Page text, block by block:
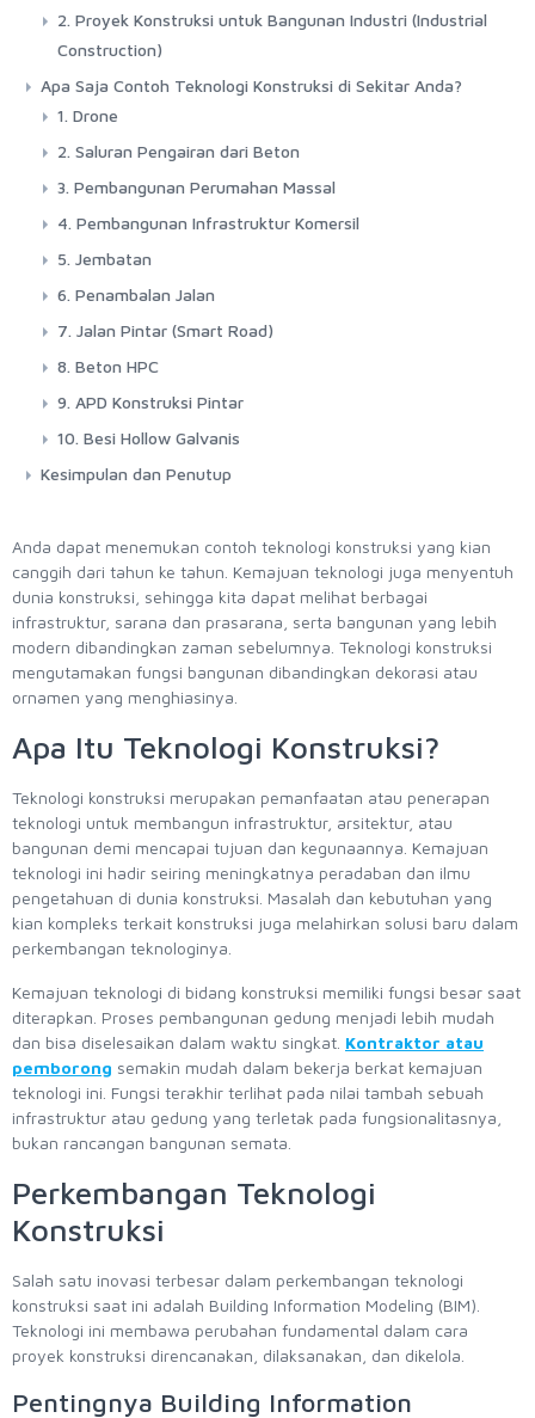
2. Proyek Konstruksi untuk Bangunan Industri (Industrial
Construction)
Apa Saja Contoh Teknologi Konstruksi di Sekitar Anda?
1. Drone
2. Saluran Pengairan dari Beton
3. Pembangunan Perumahan Massal
4. Pembangunan Infrastruktur Komersil
5. Jembatan
6. Penambalan Jalan
7. Jalan Pintar (Smart Road)
8. Beton HPC
9. APD Konstruksi Pintar
10. Besi Hollow Galvanis
Kesimpulan dan Penutup
Anda dapat menemukan contoh teknologi konstruksi yang kian
canggih dari tahun ke tahun. Kemajuan teknologi juga menyentuh
dunia konstruksi, sehingga kita dapat melihat berbagai
infrastruktur, sarana dan prasarana, serta bangunan yang lebih
modern dibandingkan zaman sebelumnya. Teknologi konstruksi
mengutamakan fungsi bangunan dibandingkan dekorasi atau
ornamen yang menghiasinya.
Apa Itu Teknologi Konstruksi?
Teknologi konstruksi merupakan pemanfaatan atau penerapan
teknologi untuk membangun infrastruktur, arsitektur, atau
bangunan demi mencapai tujuan dan kegunaannya. Kemajuan
teknologi ini hadir seiring meningkatnya peradaban dan ilmu
pengetahuan di dunia konstruksi. Masalah dan kebutuhan yang
kian kompleks terkait konstruksi juga melahirkan solusi baru dalam
perkembangan teknologinya.
Kemajuan teknologi di bidang konstruksi memiliki fungsi besar saat
diterapkan. Proses pembangunan gedung menjadi lebih mudah
dan bisa diselesaikan dalam waktu singkat. Kontraktor atau
pemborong semakin mudah dalam bekerja berkat kemajuan
teknologi ini. Fungsi terakhir terlihat pada nilai tambah sebuah
infrastruktur atau gedung yang terletak pada fungsionalitasnya,
bukan rancangan bangunan semata.
Perkembangan Teknologi
Konstruksi
Salah satu inovasi terbesar dalam perkembangan teknologi
konstruksi saat ini adalah Building Information Modeling (BIM).
Teknologi ini membawa perubahan fundamental dalam cara
proyek konstruksi direncanakan, dilaksanakan, dan dikelola.
Pentingnya Building Information